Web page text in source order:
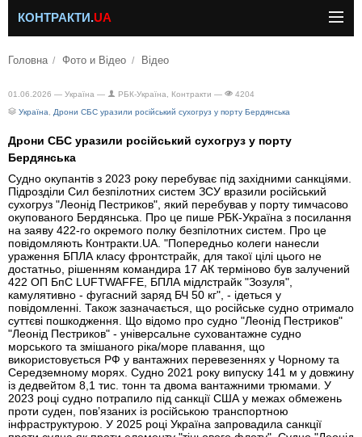
КОНТРАКТИ.UA
Головна Фото и Відео Відео
01.06.2026 — Україна — РБК-Україна, Контракти —
4204
Україна
Дрони СБС уразили російський сухогруз у порту Бердянська
Дрони СБС уразили російський сухогруз у порту
Бердянська
Судно окупантів з 2023 року перебуває під західними санкціями.
Підрозділи Сил безпілотних систем ЗСУ вразили російський
сухогруз "Леонід Пестриков", який перебував у порту тимчасово
окупованого Бердянська. Про це пише РБК-Україна з посилання
на заяву 422-го окремого полку безпілотних систем. Про це
повідомляють Контракти.UA. "Попередньо колеги нанесли
ураження БПЛА класу фронтстрайк, для такої цілі цього не
достатньо, рішенням командира 17 АК терміново був залучений
422 ОП БпС LUFTWAFFE, БПЛА мідлстрайк "Зозуля",
камулятивно - фугасний заряд БЧ 50 кг", - ідеться у
повідомленні. Також зазначається, що російське судно отримало
суттєві пошкодження. Що відомо про судно "Леонід Пестриков"
"Леонід Пестриков" - універсальне суховантажне судно
морського та змішаного ріка/море плавання, що
використовується РФ у вантажних перевезеннях у Чорному та
Середземному морях. Судно 2021 року випуску 141 м у довжину
із дедвейтом 8,1 тис. тонн та двома вантажними трюмами. У
2023 році судно потрапило під санкції США у межах обмежень
проти суден, пов’язаних із російською транспортною
інфраструктурою. У 2025 році Україна запровадила санкції